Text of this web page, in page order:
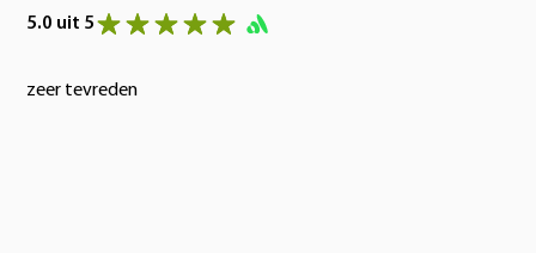
5.0 uit 5
zeer tevreden